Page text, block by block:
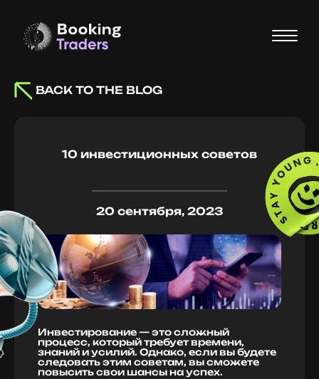
BACK TO THE BLOG
10 инвестиционных советов
20 сентября, 2023
Инвестирование — это сложный
процесс, который требует времени,
знаний и усилий. Однако, если вы будете
следовать этим советам, вы сможете
повысить свои шансы на успех.